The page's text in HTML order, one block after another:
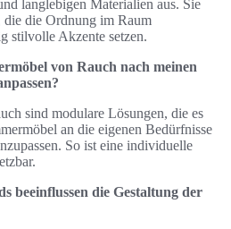
langlebigen Materialien aus. Sie
die Ordnung im Raum
stilvolle Akzente setzen.
von Rauch nach meinen
sind modulare Lösungen, die es
an die eigenen Bedürfnisse
So ist eine individuelle
beeinflussen die Gestaltung der